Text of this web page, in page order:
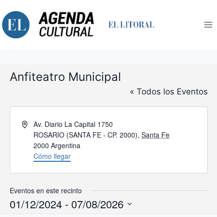
al
contenido
Anfiteatro Municipal
« Todos los Eventos
Dirección
Av. Diario La Capital 1750
ROSARIO (SANTA FE - CP. 2000), Santa Fe
2000 Argentina
Cómo llegar
Eventos en este recinto
01/12/2024 - 07/08/2026